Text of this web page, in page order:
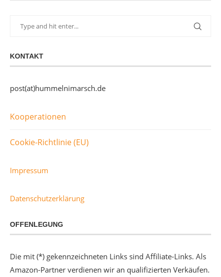
KONTAKT
post(at)hummelnimarsch.de
Kooperationen
Cookie-Richtlinie (EU)
Impressum
Datenschutzerklärung
OFFENLEGUNG
Die mit (*) gekennzeichneten Links sind Affiliate-Links. Als
Amazon-Partner verdienen wir an qualifizierten Verkäufen.